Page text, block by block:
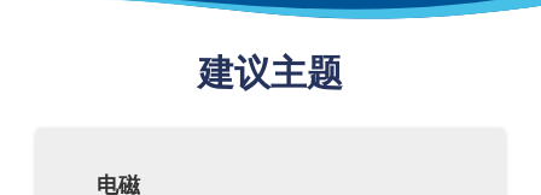
建议主题
电磁